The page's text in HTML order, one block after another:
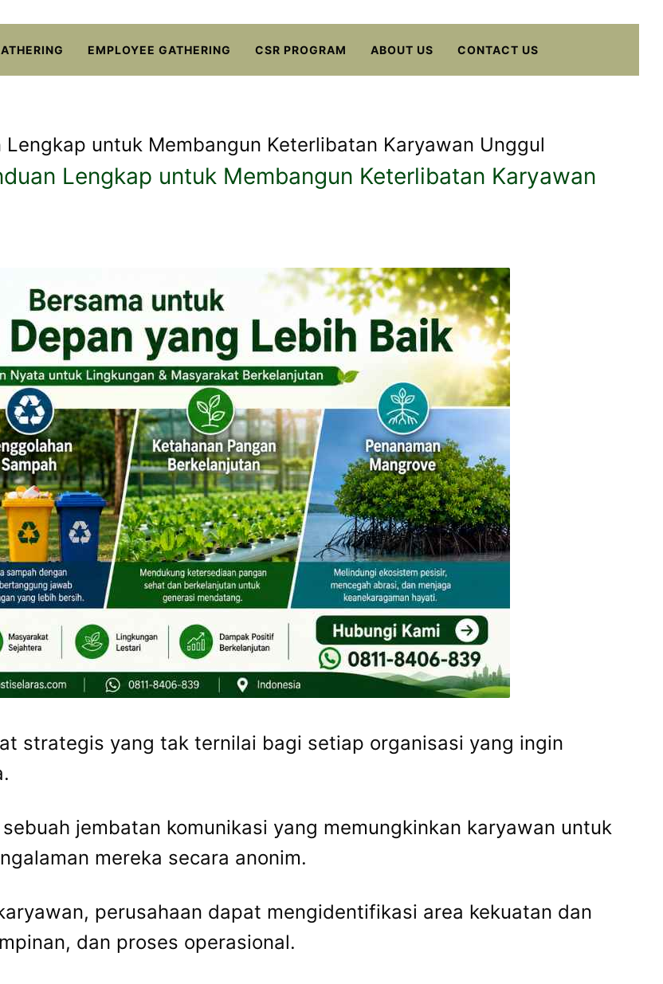
EMPLOYEE GATHERING CSR PROGRAM ABOUT US CONTACT US
untuk Membangun Keterlibatan Karyawan Unggul
Lengkap untuk Membangun Keterlibatan Karyawan
strategis yang tak ternilai bagi setiap organisasi yang ingin
jembatan komunikasi yang memungkinkan karyawan untuk
mereka secara anonim.
perusahaan dapat mengidentifikasi area kekuatan dan
dan proses operasional.